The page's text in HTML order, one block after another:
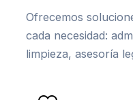
Ofrecemos
cada necesidad:
limpieza, asesoría